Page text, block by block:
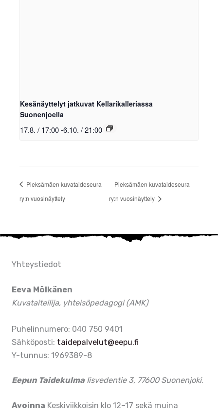
Kesänäyttelyt jatkuvat Kellarikalleriassa
Suonenjoella
17.8. / 17:00-6.10. / 21:00
Pieksämäen kuvataideseura
ry:n vuosinäyttely
Pieksämäen kuvataideseura
ry:n vuosinäyttely
Yhteystiedot
Eeva Mölkänen
Kuvataiteilija, yhteisöpedagogi (AMK)
Puhelinnumero: 040 750 9401
Sähköposti: taidepalvelut@eepu.fi
Y-tunnus: 1969389-8
Eepun Taidekulma Iisvedentie 3, 77600 Suonenjoki.
Avoinna Keskiviikkoisin klo 12–17 sekä muina